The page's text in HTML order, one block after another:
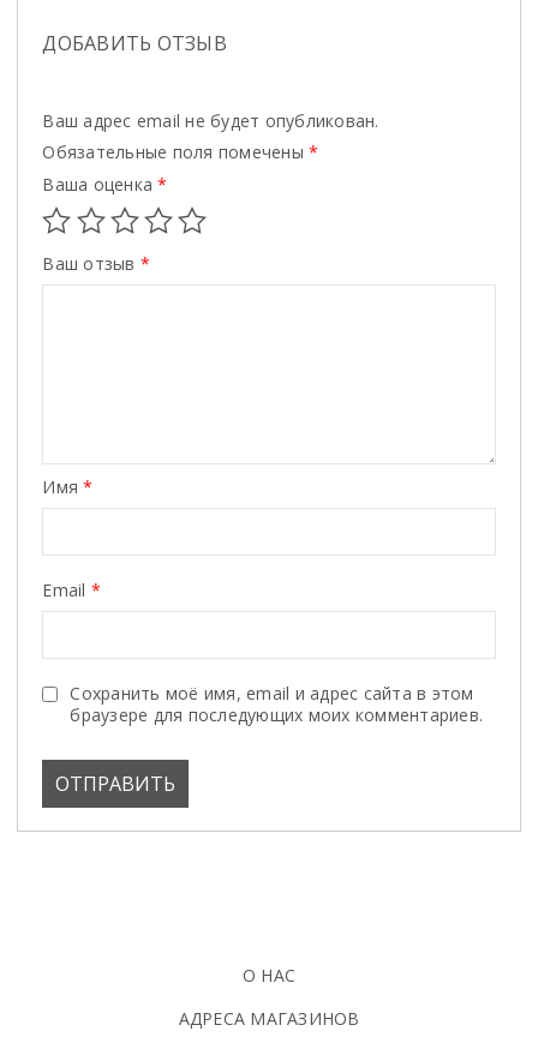
ДОБАВИТЬ ОТЗЫВ
Ваш адрес email не будет опубликован.
Обязательные поля помечены*
Ваша оценка*
Ваш отзыв *
Имя*
Email *
Сохранить моё имя, email и адрес сайта в этом
браузере для последующих моих комментариев.
О НАС
АДРЕСА МАГАЗИНОВ